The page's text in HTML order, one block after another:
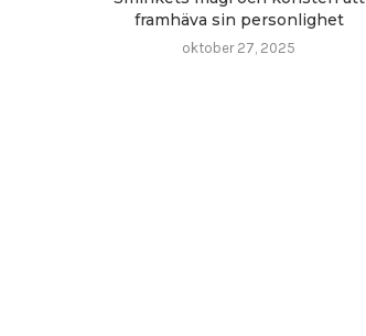
framhäva sin personlighet
oktober 27, 2025